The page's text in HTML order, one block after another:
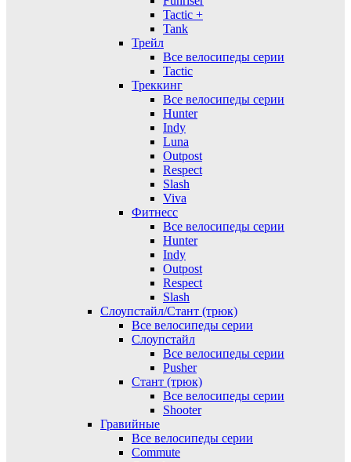
Tactic +
Tank
Трейл
Все велосипеды серии
Tactic
Треккинг
Все велосипеды серии
Hunter
Indy
Luna
Outpost
Respect
Slash
Viva
Фитнесс
Все велосипеды серии
Hunter
Indy
Outpost
Respect
Slash
Слоупстайл/Стант (трюк)
Все велосипеды серии
Слоупстайл
Все велосипеды серии
Pusher
Стант (трюк)
Все велосипеды серии
Shooter
Гравийные
Все велосипеды серии
Commute